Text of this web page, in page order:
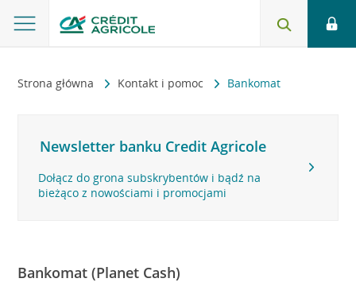
Strona główna Kontakt i pomoc Bankomat
Newsletter banku Credit Agricole
Dołącz do grona subskrybentów i bądź na
bieżąco z nowościami i promocjami
Bankomat (Planet Cash)